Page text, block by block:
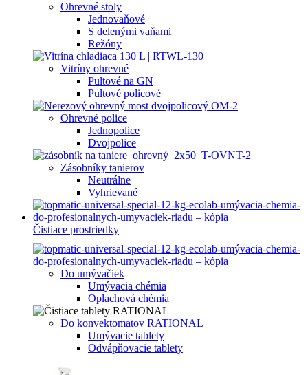
Ohrevné stoly
Jednovaňové
S delenými vaňami
Režóny
Vitríny ohrevné
Pultové na GN
Pultové policové
Ohrevné police
Jednopolice
Dvojpolice
Zásobníky tanierov
Neutrálne
Vyhrievané
Čistiace prostriedky
Do umývačiek
Umývacia chémia
Oplachová chémia
Do konvektomatov RATIONAL
Umývacie tablety
Odvápňovacie tablety